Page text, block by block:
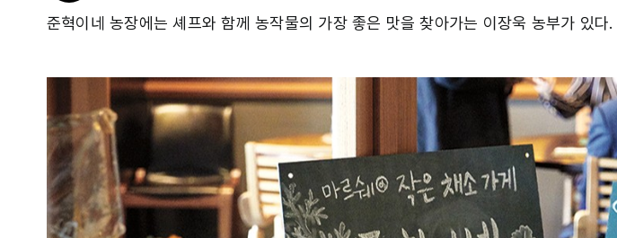
준혁이네 농장에는 셰프와 함께 농작물의 가장 좋은 맛을 찾아가는 이장욱 농부가 있다.